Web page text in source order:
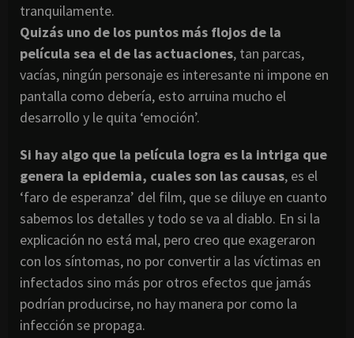
tranquilamente.
Quizás uno de los puntos más flojos de la
película sea el de las actuaciones, tan parcas,
vacías, ningún personaje es interesante ni impone en
pantalla como debería, esto arruina mucho el
desarrollo y le quita ‘emoción’.
Si hay algo que la película logra es la intriga que
genera la epidemia, cuales son las causas, es el
‘faro de esperanza’ del film, que se diluye en cuanto
sabemos los detalles y todo se va al diablo. En si la
explicación no está mal, pero creo que exageraron
con los síntomas, no por convertir a las víctimas en
infectados sino más por otros efectos que jamás
podrían producirse, no hay manera por como la
infección se propaga.